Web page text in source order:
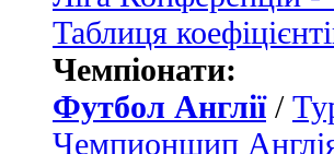
Таблиця
Чемпіонати:
Футбол Англії/
Чемпионшип